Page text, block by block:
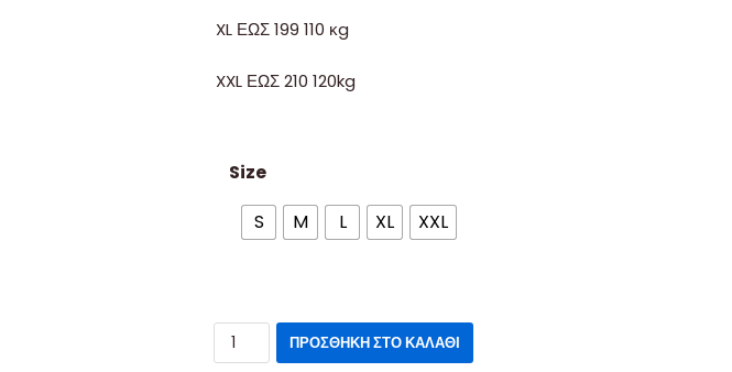
XL ΕΩΣ 199 110 κg
XXL ΕΩΣ 210 120kg
Size
S
M L XL XXL
ΠΡΟΣΘΉΚΗ ΣΤΟ ΚΑΛΆΘΙ